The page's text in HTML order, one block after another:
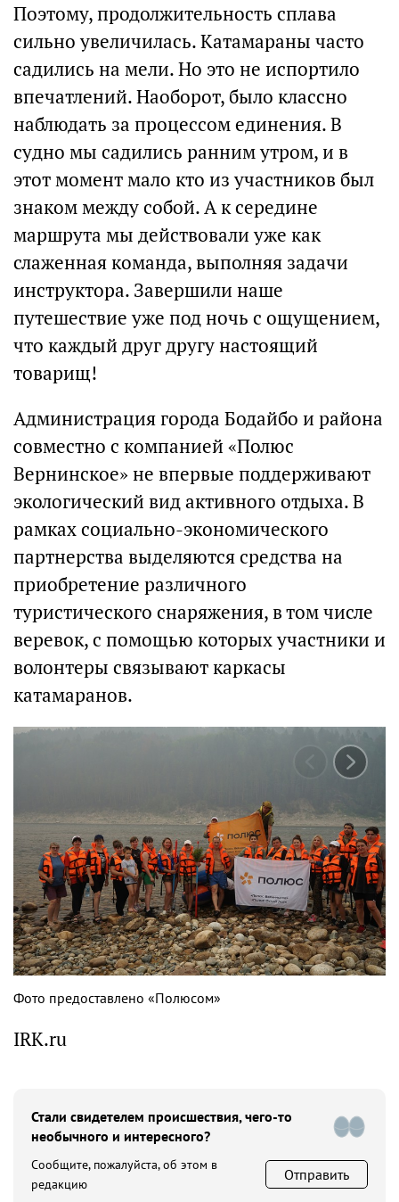
Поэтому, продолжительность сплава
сильно увеличилась. Катамараны часто
садились на мели. Но это не испортило
впечатлений. Наоборот, было классно
наблюдать за процессом единения. В
судно мы садились ранним утром, и в
этот момент мало кто из участников был
знаком между собой. А к середине
маршрута мы действовали уже как
слаженная команда, выполняя задачи
инструктора. Завершили наше
путешествие уже под ночь с ощущением,
что каждый друг другу настоящий
товарищ!
Администрация города Бодайбо и района
совместно с компанией «Полюс
Вернинское» не впервые поддерживают
экологический вид активного отдыха. В
рамках социально-экономического
партнерства выделяются средства на
приобретение различного
туристического снаряжения, в том числе
веревок, с помощью которых участники и
волонтеры связывают каркасы
катамаранов.
Фото предоставлено «Полюсом»
IRK.ru
Стали свидетелем происшествия, чего-то
необычного и интересного?
Сообщите, пожалуйста, об этом в
редакцию
Отправить